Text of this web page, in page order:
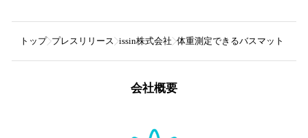
トップ プレスリリース issin株式会社 体重測定できるバスマット「ス
会社概要